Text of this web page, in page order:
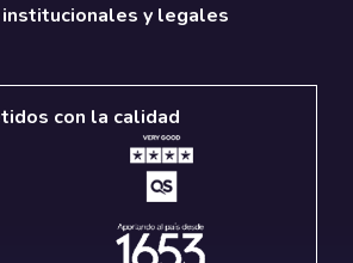
y legales
con la calidad